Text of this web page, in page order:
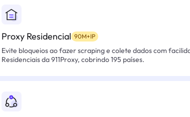
Proxy Residencial 90M+IP
Evite bloqueios ao fazer scraping e colete dados com
Residenciais da 911Proxy, cobrindo 195 países.